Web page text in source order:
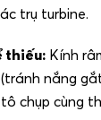
trụ turbine.
thiếu: Kính
nắng
chụp cùng